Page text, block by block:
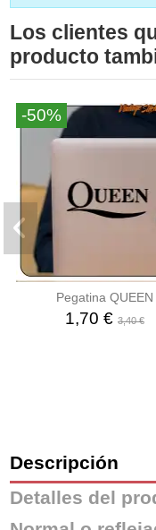
Los clientes
producto
-50%
Pegatina QUEEN
1,70 € 3,40 €
Descripción
Detalles del